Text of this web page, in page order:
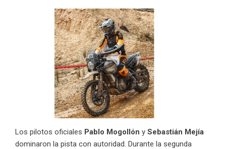
Los pilotos oficiales Pablo Mogollón y Sebastián Mejía
dominaron la pista con autoridad. Durante la segunda